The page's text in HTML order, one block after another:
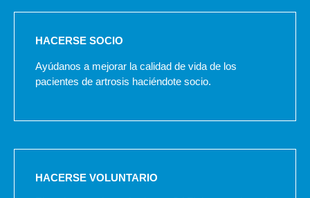
HACERSE SOCIO
Ayúdanos a mejorar la calidad de vida de los
pacientes de artrosis haciéndote socio.
HACERSE VOLUNTARIO